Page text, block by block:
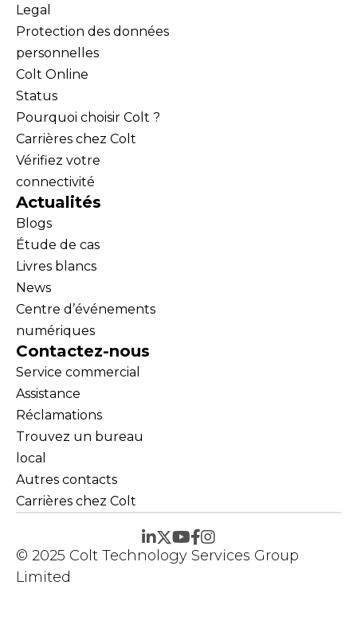
Legal
Protection des données
personnelles
Colt Online
Status
Pourquoi choisir Colt ?
Carrières chez Colt
Vérifiez votre
connectivité
Actualités
Blogs
Étude de cas
Livres blancs
News
Centre d’événements
numériques
Contactez-nous
Service commercial
Assistance
Réclamations
Trouvez un bureau
local
Autres contacts
Carrières chez Colt
© 2025 Colt Technology Services Group
Limited